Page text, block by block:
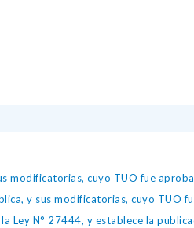
modificatorias, cuyo TUO fue
y sus modificatorias, cuyo TUO
Ley N° 27444, y establece la